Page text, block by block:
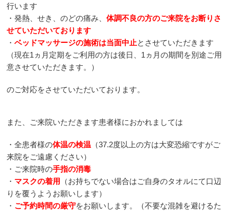
四十肩・五十肩
寝違え
胸部・腕部・手指・背中のお悩み
逆流性食道炎
胃の不調
腱鞘炎
肘部管症候群
へバーデン結節
行います
・発熱、せき、のどの痛み、体調不良の方のご来院をお断りさ
せていただいております
・ベッドマッサージの施術は当面中止とさせていただきます
（現在1ヵ月定期をご利用の方は後日、1ヵ月の期間を別途ご用
意させていただきます。）
のご対応をさせていただいております。
また、ご来院いただきます患者様におかれましては
・全患者様の体温の検温 （37.2度以上の方は大変恐縮ですがご
来院をご遠慮ください）
・ご来院時の手指の消毒
・ マスクの着用
（お持ちでない場合はご自身のタオルにて口辺
りを覆うようお願いします）
・ ご予約時間の厳守をお願いします。（不要な混雑を避けるた